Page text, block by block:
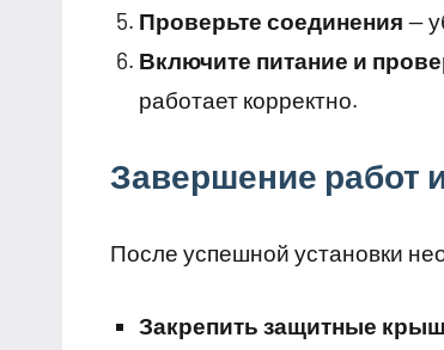
Проверьте соединения —
Включите питание и
работает корректно.
Завершение работ
После успешной установки
Закрепить защитные